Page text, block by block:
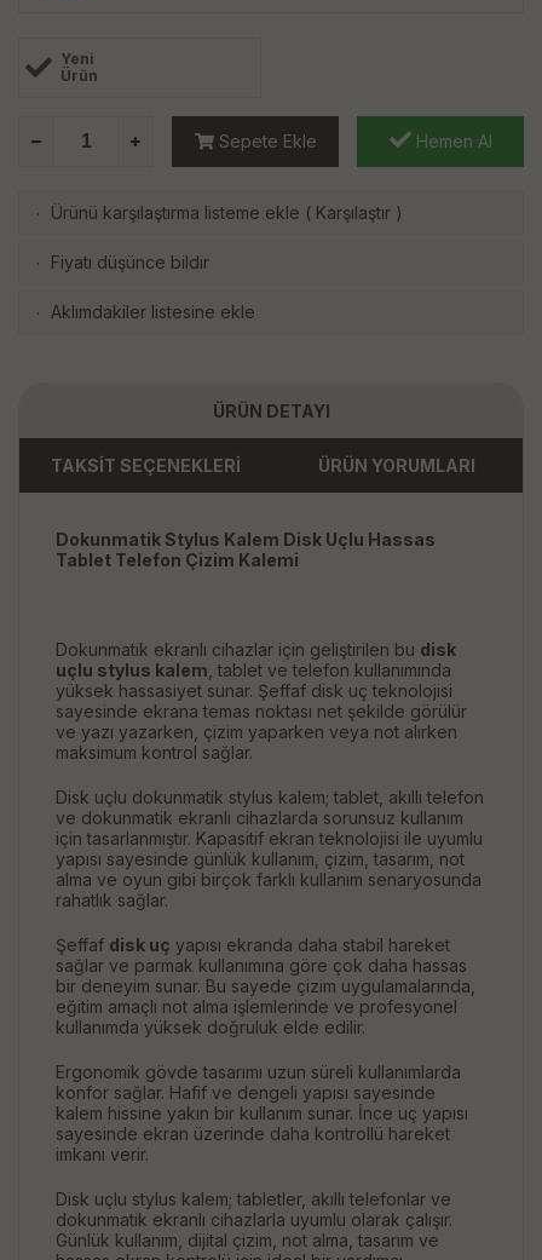
Yeni
Ürün
Sepete Ekle Hemen Al
· Ürünü karşılaştırma listeme ekle ( Karşılaştır )
· Fiyatı düşünce bildir
· Aklımdakiler listesine ekle
ÜRÜN DETAYI
TAKSİT SEÇENEKLERİ ÜRÜN YORUMLARI
Dokunmatik Stylus Kalem Disk Uçlu Hassas
Tablet Telefon Çizim Kalemi
Dokunmatik ekranlı cihazlar için geliştirilen bu disk
uçlu stylus kalem , tablet ve telefon kullanımında
yüksek hassasiyet sunar. Şeffaf disk uç teknolojisi
sayesinde ekrana temas noktası net şekilde görülür
ve yazı yazarken, çizim yaparken veya not alırken
maksimum kontrol sağlar.
Disk uçlu dokunmatik stylus kalem; tablet, akıllı telefon
ve dokunmatik ekranlı cihazlarda sorunsuz kullanım
için tasarlanmıştır. Kapasitif ekran teknolojisi ile uyumlu
yapısı sayesinde günlük kullanım, çizim, tasarım, not
alma ve oyun gibi birçok farklı kullanım senaryosunda
rahatlık sağlar.
Şeffaf disk uç yapısı ekranda daha stabil hareket
sağlar ve parmak kullanımına göre çok daha hassas
bir deneyim sunar. Bu sayede çizim uygulamalarında,
eğitim amaçlı not alma işlemlerinde ve profesyonel
kullanımda yüksek doğruluk elde edilir.
Ergonomik gövde tasarımı uzun süreli kullanımlarda
konfor sağlar. Hafif ve dengeli yapısı sayesinde
kalem hissine yakın bir kullanım sunar. İnce uç yapısı
sayesinde ekran üzerinde daha kontrollü hareket
imkanı verir.
Disk uçlu stylus kalem; tabletler, akıllı telefonlar ve
dokunmatik ekranlı cihazlarla uyumlu olarak çalışır.
Günlük kullanım, dijital çizim, not alma, tasarım ve